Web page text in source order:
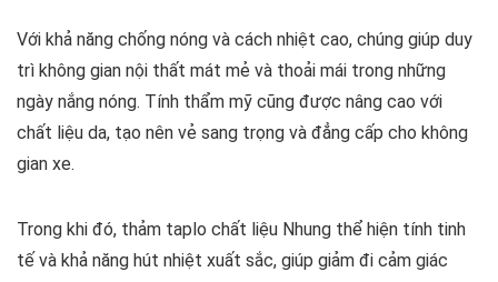
Với khả năng chống nóng và cách nhiệt cao, chúng giúp duy
trì không gian nội thất mát mẻ và thoải mái trong những
ngày nắng nóng. Tính thẩm mỹ cũng được nâng cao với
chất liệu da, tạo nên vẻ sang trọng và đẳng cấp cho không
gian xe.
Trong khi đó, thảm taplo chất liệu Nhung thể hiện tính tinh
tế và khả năng hút nhiệt xuất sắc, giúp giảm đi cảm giác